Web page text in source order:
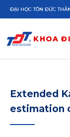
Nhảy đến nội dung
ĐẠI HỌC TÔN ĐỨC
KHOA
Extended
estimation